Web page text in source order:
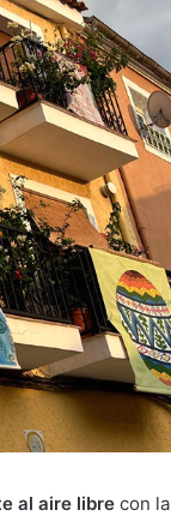
al aire libre con la